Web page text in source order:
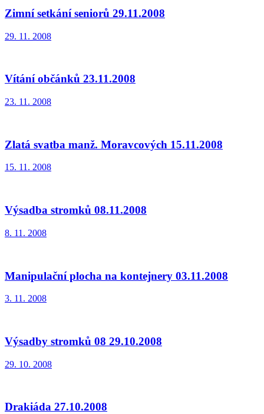
Zimní setkání seniorů 29.11.2008
29. 11. 2008
Vítání občánků 23.11.2008
23. 11. 2008
Zlatá svatba manž. Moravcových 15.11.2008
15. 11. 2008
Výsadba stromků 08.11.2008
8. 11. 2008
Manipulační plocha na kontejnery 03.11.2008
3. 11. 2008
Výsadby stromků 08 29.10.2008
29. 10. 2008
Drakiáda 27.10.2008